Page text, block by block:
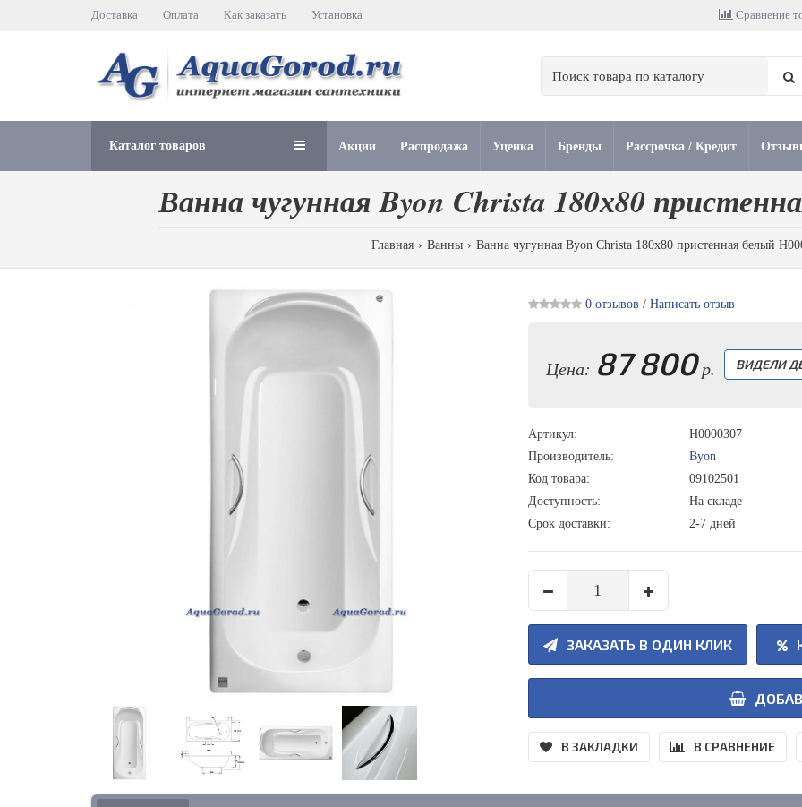
Доставка Оплата Как заказать Установка Сравнение
Каталог товаров Акции Распродажа Уценка Бренды Рассрочка / Кредит
Ванна чугунная Byon Christa 180х80
Главная Ванны Ванна чугунная Byon Christa 180х80 пристенная белый
0 отзывов / Написать отзыв
Цена: 87 800р. ВИДЕЛИ
Артикул:
Н0000307
Производитель:
Byon
Код товара:
09102501
Доступность:
На складе
Срок доставки:
2-7 дней
ЗАКАЗАТЬ В ОДИН КЛИК
В ЗАКЛАДКИ В СРАВНЕНИЕ